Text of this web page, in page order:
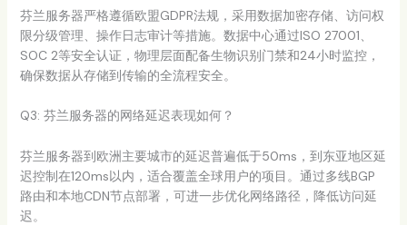
芬兰服务器严格遵循欧盟GDPR法规，采用数据加密存储、访问权
限分级管理、操作日志审计等措施。数据中心通过ISO 27001、
SOC 2等安全认证，物理层面配备生物识别门禁和24小时监控，
确保数据从存储到传输的全流程安全。
Q3: 芬兰服务器的网络延迟表现如何？
芬兰服务器到欧洲主要城市的延迟普遍低于50ms，到东亚地区延
迟控制在120ms以内，适合覆盖全球用户的项目。通过多线BGP
路由和本地CDN节点部署，可进一步优化网络路径，降低访问延
迟。